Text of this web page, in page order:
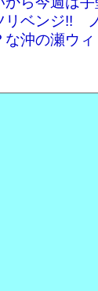
リベンジ!!
な沖の瀬ウ